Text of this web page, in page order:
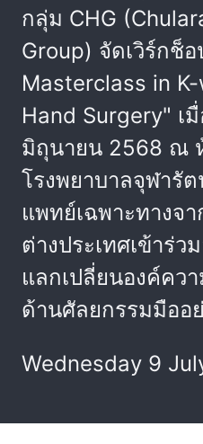
กลุ่ม CHG
Group) จัดเวิร์กช็
Masterclass in
Hand Surgery" เ
มิถุนายน 2568 ณ
โรงพยาบาลจุฬารั
แพทย์เฉพาะทางจ
ต่างประเทศเข้าร่ว
แลกเปลี่ยนองค์คว
ด้านศัลยกรรมมืออ
Wednesday 9